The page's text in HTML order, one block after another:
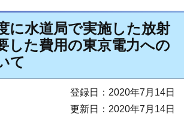
に水道局で実施した放射
した費用の東京電力への
て
登録日：2020年7月14日
更新日：2020年7月14日